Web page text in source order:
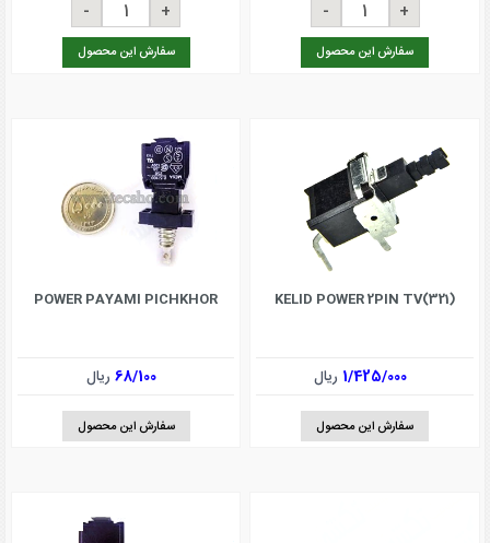
سفارش این محصول سفارش این محصول
KELID POWER 2PIN TV(321)
1/425/000 ریال
سفارش این محصول
POWER PAYAMI PICHKHOR
68/100ریال
سفارش این محصول